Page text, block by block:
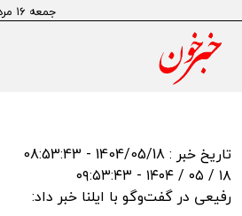
جمعه ۱۶ مرداد ۱۴۰۵ ۱۲:۵۹ ب ظ
تاریخ خبر : 1404/05/18 - 08:53:43
۱۸ / ۰۵ / ۱۴۰۴ - ۰۹:۵۳:۴۳
رفیعی در گفت‌وگو با ایلنا خبر داد: